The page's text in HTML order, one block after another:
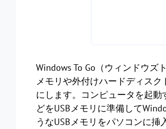
Windows To Go（ウィンドウズ
メモリや外付けハードディス
にします。コンピュータを起
どをUSBメモリに準備して
うなUSBメモリをパソコンに